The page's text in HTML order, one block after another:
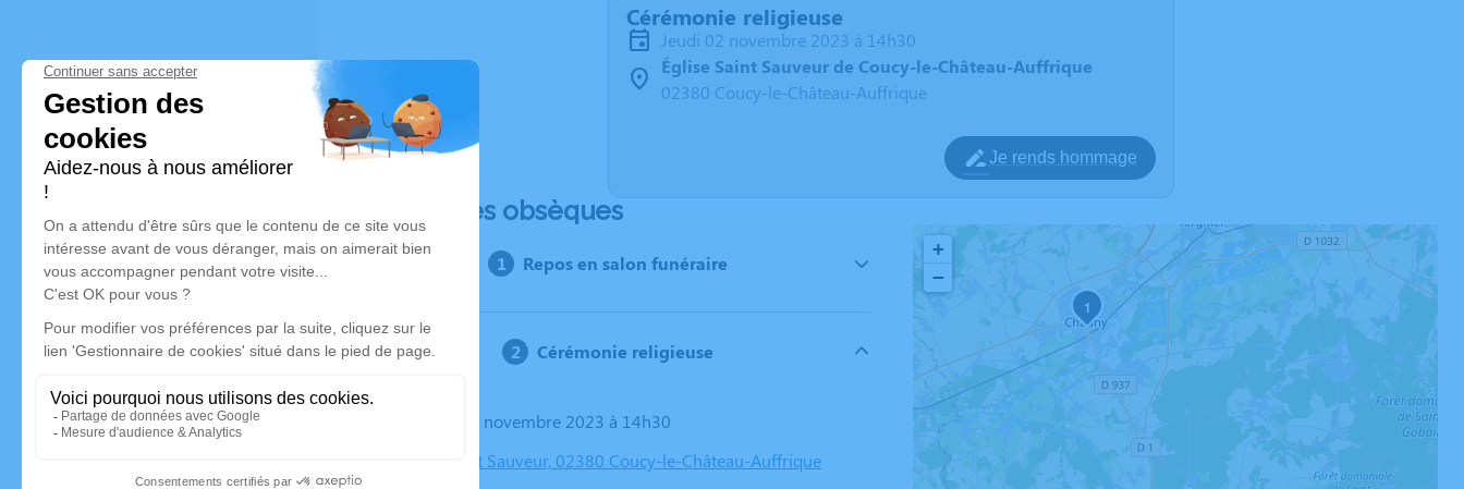
Cérémonie religieuse
jeudi 02 novembre 2023 à 14h30
Église Saint Sauveur de Coucy-le-Château-Auffrique
02380 Coucy-le-Château-Auffrique
Je rends hommage
Déroulé des obsèques
Repos en salon funéraire
Cérémonie religieuse
Le jeudi 02 novembre 2023 à 14h30
Église Saint Sauveur, 02380 Coucy-le-Château-Auffrique
1
+
−